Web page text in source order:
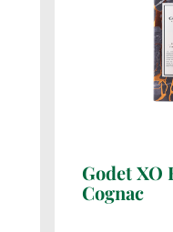
Godet XO
Cognac